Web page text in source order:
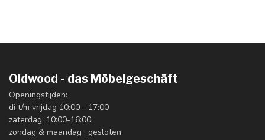
Oldwood - das Möbelgeschäft
Openingstijden:
di t/m vrijdag 10:00 - 17:00
zaterdag: 10:00-16:00
zondag & maandag : gesloten